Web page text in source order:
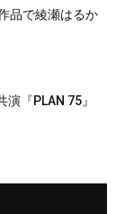
品で綾瀬はるか
『PLAN 75』